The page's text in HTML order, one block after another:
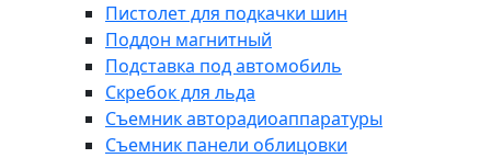
Пистолет для подкачки шин
Поддон магнитный
Подставка под автомобиль
Скребок для льда
Съемник авторадиоаппаратуры
Съемник панели облицовки